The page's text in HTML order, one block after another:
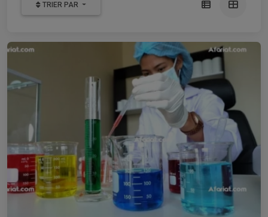
TRIER PAR